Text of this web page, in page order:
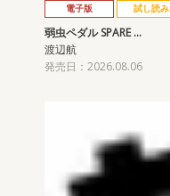
電子版 試し読み
弱虫ペダル SPARE …
渡辺航
発売日：2026.08.06